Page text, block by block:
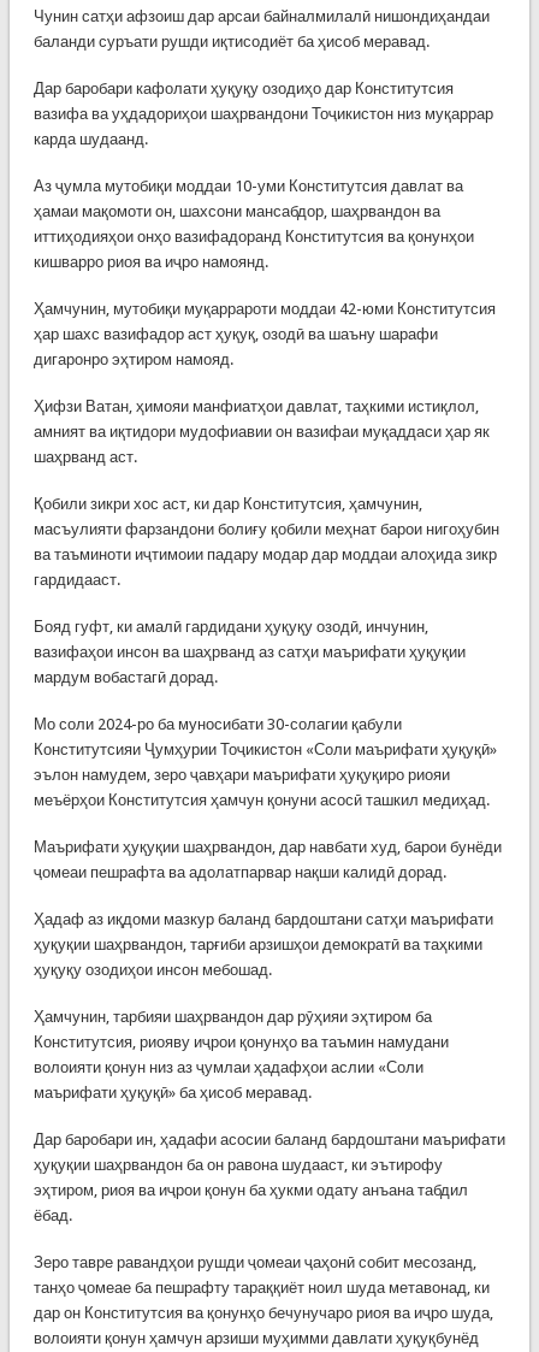
Чунин сатҳи афзоиш дар арсаи байналмилалӣ нишондиҳандаи
баланди суръати рушди иқтисодиёт ба ҳисоб меравад.
Дар баробари кафолати ҳуқуқу озодиҳо дар Конститутсия
вазифа ва уҳдадориҳои шаҳрвандони Тоҷикистон низ муқаррар
карда шудаанд.
Аз ҷумла мутобиқи моддаи 10-уми Конститутсия давлат ва
ҳамаи мақомоти он, шахсони мансабдор, шаҳрвандон ва
иттиҳодияҳои онҳо вазифадоранд Конститутсия ва қонунҳои
кишварро риоя ва иҷро намоянд.
Ҳамчунин, мутобиқи муқаррароти моддаи 42-юми Конститутсия
ҳар шахс вазифадор аст ҳуқуқ, озодӣ ва шаъну шарафи
дигаронро эҳтиром намояд.
Ҳифзи Ватан, ҳимояи манфиатҳои давлат, таҳкими истиқлол,
амният ва иқтидори мудофиавии он вазифаи муқаддаси ҳар як
шаҳрванд аст.
Қобили зикри хос аст, ки дар Конститутсия, ҳамчунин,
масъулияти фарзандони болиғу қобили меҳнат барои нигоҳубин
ва таъминоти иҷтимоии падару модар дар моддаи алоҳида зикр
гардидааст.
Бояд гуфт, ки амалӣ гардидани ҳуқуқу озодӣ, инчунин,
вазифаҳои инсон ва шаҳрванд аз сатҳи маърифати ҳуқуқии
мардум вобастагӣ дорад.
Мо соли 2024-ро ба муносибати 30-солагии қабули
Конститутсияи Ҷумҳурии Тоҷикистон «Соли маърифати ҳуқуқӣ»
эълон намудем, зеро ҷавҳари маърифати ҳуқуқиро риояи
меъёрҳои Конститутсия ҳамчун қонуни асосӣ ташкил медиҳад.
Маърифати ҳуқуқии шаҳрвандон, дар навбати худ, барои бунёди
ҷомеаи пешрафта ва адолатпарвар нақши калидӣ дорад.
Ҳадаф аз иқдоми мазкур баланд бардоштани сатҳи маърифати
ҳуқуқии шаҳрвандон, тарғиби арзишҳои демократӣ ва таҳкими
ҳуқуқу озодиҳои инсон мебошад.
Ҳамчунин, тарбияи шаҳрвандон дар рӯҳияи эҳтиром ба
Конститутсия, риояву иҷрои қонунҳо ва таъмин намудани
волоияти қонун низ аз ҷумлаи ҳадафҳои аслии «Соли
маърифати ҳуқуқӣ» ба ҳисоб меравад.
Дар баробари ин, ҳадафи асосии баланд бардоштани маърифати
ҳуқуқии шаҳрвандон ба он равона шудааст, ки эътирофу
эҳтиром, риоя ва иҷрои қонун ба ҳукми одату анъана табдил
ёбад.
Зеро тавре равандҳои рушди ҷомеаи ҷаҳонӣ собит месозанд,
танҳо ҷомеае ба пешрафту тараққиёт ноил шуда метавонад, ки
дар он Конститутсия ва қонунҳо бечунучаро риоя ва иҷро шуда,
волоияти қонун ҳамчун арзиши муҳимми давлати ҳуқуқбунёд